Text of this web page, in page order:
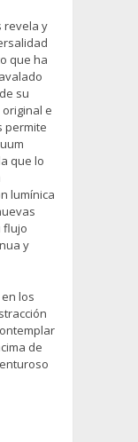
revela y
que ha
su
e
permite
que lo
lumínica
flujo
y
los
de